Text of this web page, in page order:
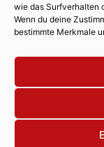
wie das Surfverhalten
Wenn du deine
bestimmte Merkmale